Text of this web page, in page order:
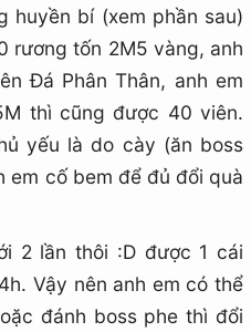
huyền bí (xem phần sau)
rương tốn 2M5 vàng, anh
Đá Phân Thân, anh em
thì cũng được 40 viên.
yếu là do cày (ăn boss
em cố bem để đủ đổi quà
2 lần thôi :D được 1 cái
Vậy nên anh em có thể
đánh boss phe thì đổi